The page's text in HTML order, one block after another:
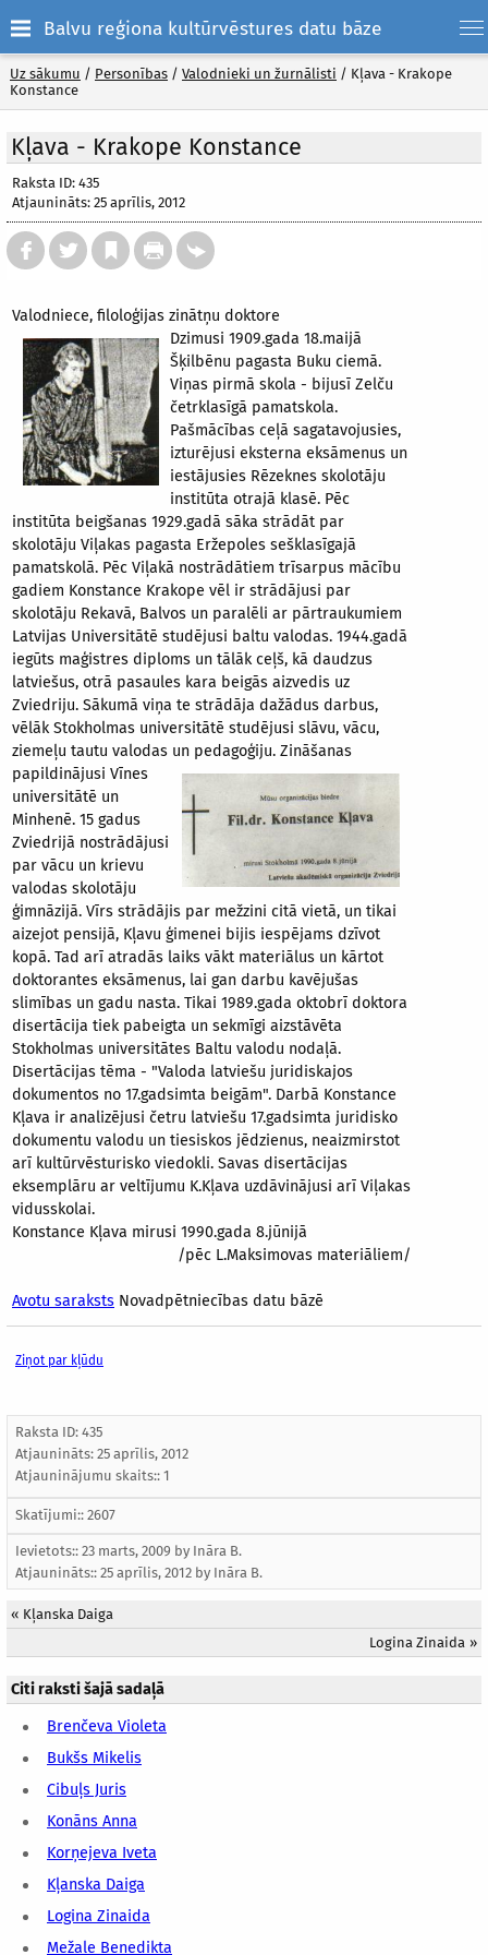
Balvu reģiona kultūrvēstures datu bāze
Uz sākumu / Personības / Valodnieki un žurnālisti / Kļava - Krakope
Konstance
Kļava - Krakope Konstance
Raksta ID: 435
Atjaunināts: 25 aprīlis, 2012
Valodniece, filoloģijas zinātņu doktore
Dzimusi 1909.gada 18.maijā
Šķilbēnu pagasta Buku ciemā.
Viņas pirmā skola - bijusī Zelču
četrklasīgā pamatskola.
Pašmācības ceļā sagatavojusies,
izturējusi eksterna eksāmenus un
iestājusies Rēzeknes skolotāju
institūta otrajā klasē. Pēc
institūta beigšanas 1929.gadā sāka strādāt par
skolotāju Viļakas pagasta Eržepoles sešklasīgajā
pamatskolā. Pēc Viļakā nostrādātiem trīsarpus mācību
gadiem Konstance Krakope vēl ir strādājusi par
skolotāju Rekavā, Balvos un paralēli ar pārtraukumiem
Latvijas Universitātē studējusi baltu valodas. 1944.gadā
iegūts maģistres diploms un tālāk ceļš, kā daudzus
latviešus, otrā pasaules kara beigās aizvedis uz
Zviedriju. Sākumā viņa te strādāja dažādus darbus,
vēlāk Stokholmas universitātē studējusi slāvu, vācu,
ziemeļu tautu valodas un pedagoģiju. Zināšanas
papildinājusi Vīnes
universitātē un
Minhenē. 15 gadus
Zviedrijā nostrādājusi
par vācu un krievu
valodas skolotāju
ģimnāzijā. Vīrs strādājis par mežzini citā vietā, un tikai
aizejot pensijā, Kļavu ģimenei bijis iespējams dzīvot
kopā. Tad arī atradās laiks vākt materiālus un kārtot
doktorantes eksāmenus, lai gan darbu kavējušas
slimības un gadu nasta. Tikai 1989.gada oktobrī doktora
disertācija tiek pabeigta un sekmīgi aizstāvēta
Stokholmas universitātes Baltu valodu nodaļā.
Disertācijas tēma - "Valoda latviešu juridiskajos
dokumentos no 17.gadsimta beigām". Darbā Konstance
Kļava ir analizējusi četru latviešu 17.gadsimta juridisko
dokumentu valodu un tiesiskos jēdzienus, neaizmirstot
arī kultūrvēsturisko viedokli. Savas disertācijas
eksemplāru ar veltījumu K.Kļava uzdāvinājusi arī Viļakas
vidusskolai.
Konstance Kļava mirusi 1990.gada 8.jūnijā
/pēc L.Maksimovas materiāliem/
Avotu saraksts Novadpētniecības datu bāzē
Ziņot par kļūdu
Raksta ID: 435
Atjaunināts: 25 aprīlis, 2012
Atjauninājumu skaits:: 1
Skatījumi:: 2607
Ievietots:: 23 marts, 2009 by Ināra B.
Atjaunināts:: 25 aprīlis, 2012 by Ināra B.
« Kļanska Daiga
Logina Zinaida »
Citi raksti šajā sadaļā
Brenčeva Violeta
Bukšs Mikelis
Cibuļs Juris
Konāns Anna
Korņejeva Iveta
Kļanska Daiga
Logina Zinaida
Mežale Benedikta